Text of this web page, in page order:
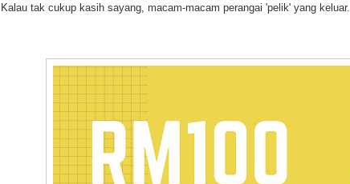
Kalau tak cukup kasih sayang, macam-macam perangai 'pelik' yang keluar.